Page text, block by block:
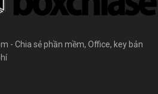
- Chia sẻ phần mềm, Office, key bản